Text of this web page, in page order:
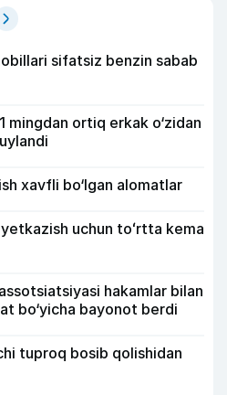
sifatsiz benzin sabab
mingdan ortiq erkak o‘zidan
xavfli bo‘lgan alomatlar
uchun toʻrtta kema
hakamlar bilan
bo‘yicha bayonot berdi
tuproq bosib qolishidan